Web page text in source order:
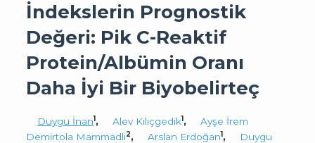
İndekslerin Prognostik
Değeri: Pik C-Reaktif
Protein/Albümin Oranı
Daha İyi Bir Biyobelirteç
Duygu İnan1, Alev Kılıçgedik1,
Ayşe İrem
Demirtola Mammadli2, Arslan Erdoğan1,
Duygu